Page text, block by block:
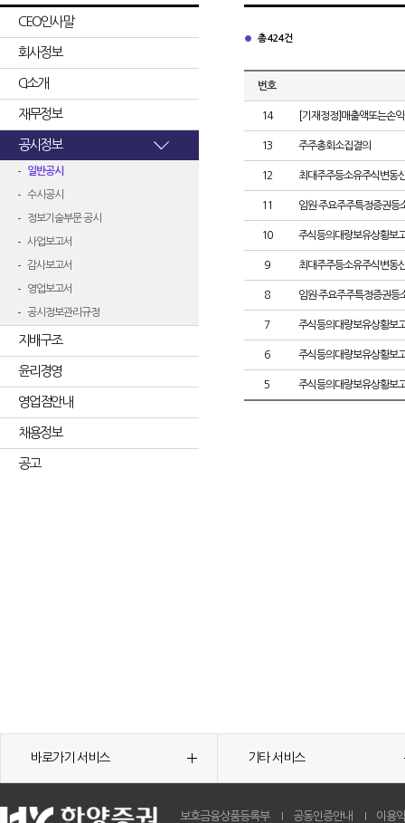
CEO인사말
회사정보
CI소개
재무정보
공시정보
일반공시
수시공시
정보기술부문 공시
사업보고서
감사보고서
영업보고서
공시정보관리규정
지배구조
윤리경영
영업점안내
채용정보
공고
총 424건
번호
14 [기재정정]매출액또는손
13 주주총회소집결의
12 최대주주등소유주식변동
11 임원·주요주주특정증권등
10 주식등의대량보유상황보
9 최대주주등소유주식변동
8 임원·주요주주특정증권등
7 주식등의대량보유상황보
6 주식등의대량보유상황보
5 주식등의대량보유상황보
바로가기 서비스 기타 서비스
보호금융상품등록부 공동인증안내 이용